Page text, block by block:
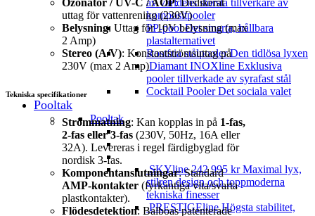
av världens största tillverkare av
kompositpooler
PP-pool Det smarta, hållbara
plastalternativet
Rostfria stålpooler Den tidlösa lyxen
Diamant INOXline Exklusiva
pooler tillverkade av syrafast stål
Cocktail Pooler Det sociala valet
Pooltak
Pooltak
SKYline 242 995 kr Maximal lyx,
stilren design och toppmoderna
tekniska finesser
PRESTIGEline Högsta stabilitet,
Ozonator / UV-C / AOP: Dedikerat
uttag för vattenrening (230V)
Belysning: Uttag för 10V belysning (max
2 Amp)
Stereo (A/V): Konstantströmsuttag på
230V (max 2 Amp)
Tekniska specifikationer
Strömmatning: Kan kopplas in på 1-fas,
2-fas eller 3-fas (230V, 50Hz, 16A eller
32A). Levereras i regel färdigbyglad för
nordisk 3-fas.
Komponentanslutningar: Standard
AMP-kontakter (fyrkantiga vita/svarta
plastkontakter).
Flödesdetektion: Balboas patenterade